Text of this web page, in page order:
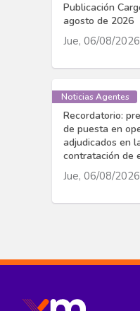
Publicación
agosto de 2026
Jue, 06/08/2026
Noticias Agentes
Recordatorio:
de puesta en
adjudicados en
contratación de
Jue, 06/08/2026